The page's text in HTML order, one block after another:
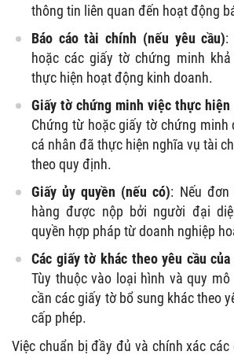
thông tin liên quan đến hoạt động
Báo cáo tài chính (nếu yêu cầu):
hoặc các giấy tờ chứng minh
thực hiện hoạt động kinh doanh.
Giấy tờ chứng minh việc thực
Chứng từ hoặc giấy tờ chứng minh
cá nhân đã thực hiện nghĩa vụ tài
theo quy định.
Giấy ủy quyền (nếu có): Nếu đơn
hàng được nộp bởi người đại
quyền hợp pháp từ doanh nghiệp
Các giấy tờ khác theo yêu cầu
Tùy thuộc vào loại hình và quy
cần các giấy tờ bổ sung khác theo
cấp phép.
Việc chuẩn bị đầy đủ và chính xác